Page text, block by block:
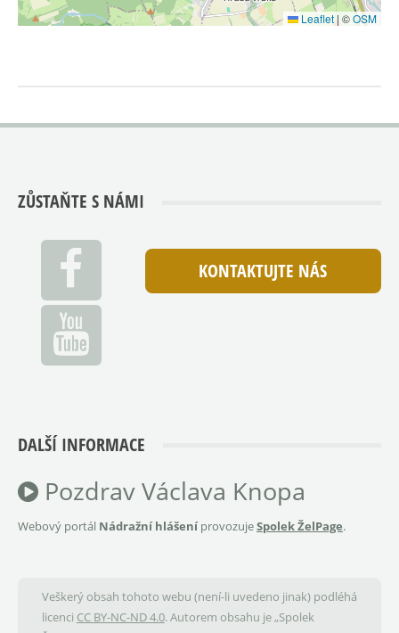
Leaflet | ©OSM
ZŮSTAŇTE S NÁMI
KONTAKTUJTE NÁS
DALŠÍ INFORMACE
Pozdrav Václava Knopa
Webový portál Nádražní hlášeníprovozujeSpolek ŽelPage.
Veškerý obsah tohoto webu (není-li uvedeno jinak) podléhá
licenci CC BY-NC-ND 4.0. Autorem obsahu je „Spolek